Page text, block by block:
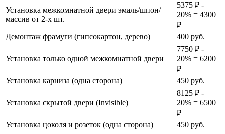
Установка межкомнатной двери эмаль/шпон/
массив от 2-х шт.
5375 ₽ -
20% = 4300
₽
Демонтаж фрамуги (гипсокартон, дерево)
400 руб.
Установка только одной межкомнатной двери
7750 ₽ -
20% = 6200
₽
Установка карниза (одна сторона)
450 руб.
Установка скрытой двери (Invisible)
8125 ₽ -
20% = 6500
₽
Установка цоколя и розеток (одна сторона)
450 руб.